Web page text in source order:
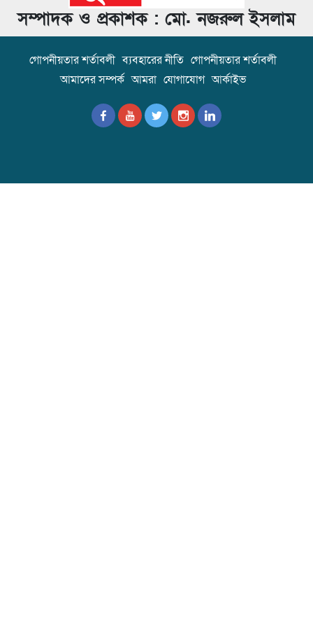
সম্পাদক ও প্রকাশক : মো. নজরুল ইসলাম
গোপনীয়তার শর্তাবলী ব্যবহারের নীতি গোপনীয়তার শর্তাবলী
আমাদের সম্পর্ক আমরা যোগাযোগ আর্কাইভ